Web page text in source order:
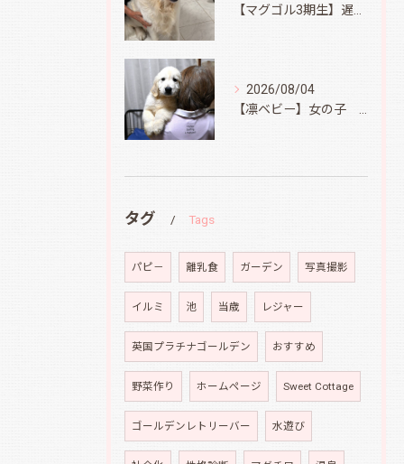
2026/08/04
タグ Tags
パピ－ 離乳食 ガーデン 写真撮影
イルミ 池 当歳 レジャー
英国プラチナゴールデン おすすめ
野菜作り ホームページ Sweet Cottage
ゴールデンレトリーバー 水遊び